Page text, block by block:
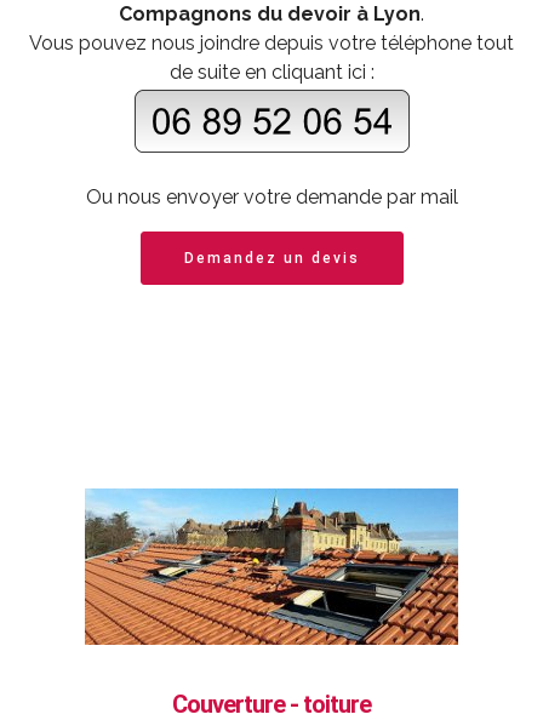
Compagnons du devoir à Lyon.
Vous pouvez nous joindre depuis votre téléphone tout
de suite en cliquant ici :
Ou nous envoyer votre demande par mail
Demandez un devis
Couverture - toiture